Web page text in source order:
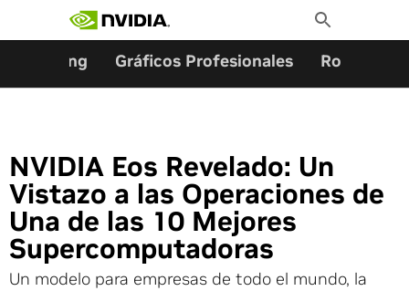
Toggle
Search
Gaming Gráficos Profesionales Robótica
NVIDIA Eos Revelado: Un
Vistazo a las Operaciones de
Una de las 10 Mejores
Supercomputadoras
Un modelo para empresas de todo el mundo, la